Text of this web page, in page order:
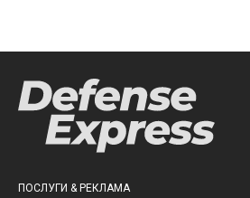
ПОСЛУГИ & РЕКЛАМА